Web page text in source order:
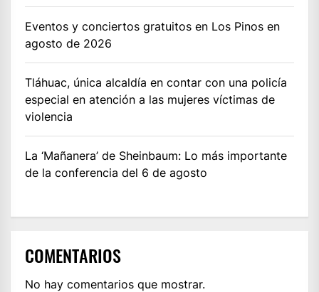
Eventos y conciertos gratuitos en Los Pinos en
agosto de 2026
Tláhuac, única alcaldía en contar con una policía
especial en atención a las mujeres víctimas de
violencia
La ‘Mañanera’ de Sheinbaum: Lo más importante
de la conferencia del 6 de agosto
COMENTARIOS
No hay comentarios que mostrar.